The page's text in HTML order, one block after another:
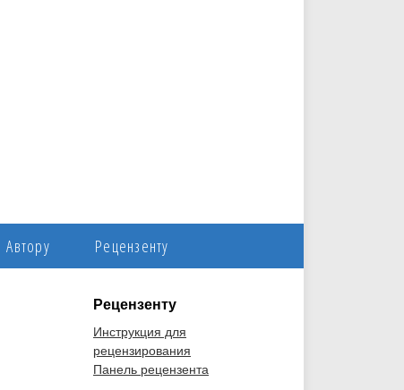
Автору Рецензенту
Рецензенту
Инструкция для
рецензирования
Панель рецензента